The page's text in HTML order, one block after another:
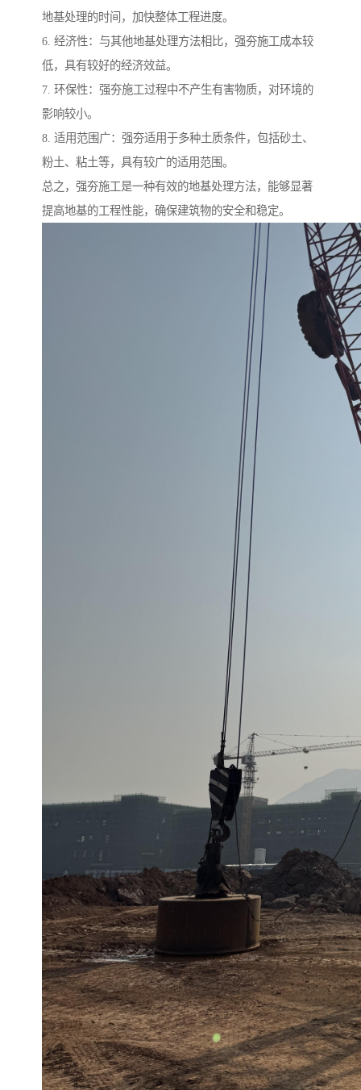
地基处理的时间，加快整体工程进度。
6. 经济性：与其他地基处理方法相比，强夯施工成本较
低，具有较好的经济效益。
7. 环保性：强夯施工过程中不产生有害物质，对环境的
影响较小。
8. 适用范围广：强夯适用于多种土质条件，包括砂土、
粉土、粘土等，具有较广的适用范围。
总之，强夯施工是一种有效的地基处理方法，能够显著
提高地基的工程性能，确保建筑物的安全和稳定。